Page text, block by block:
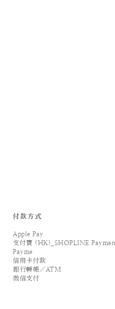
付款方式
Apple Pay
支付寶 (HK)_SHOPLINE
Payme
信用卡付款
銀行轉帳／ATM
微信支付